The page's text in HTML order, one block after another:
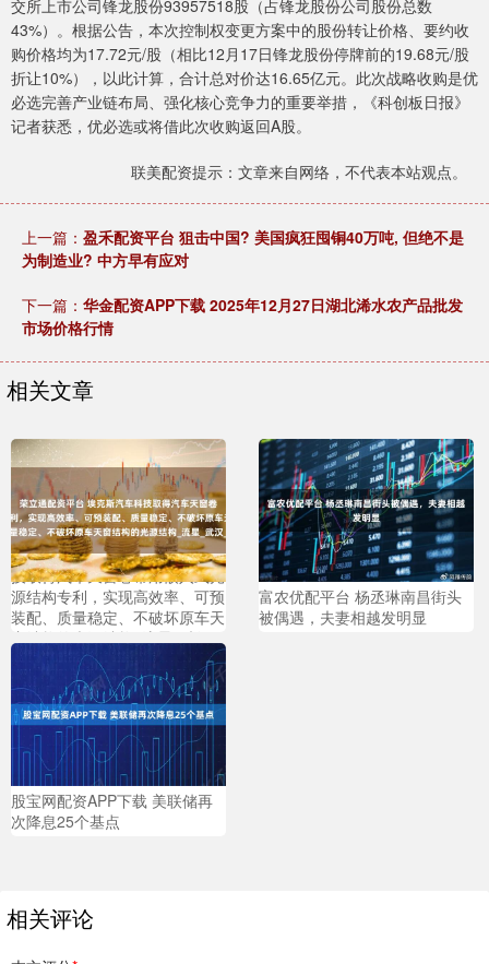
交所上市公司锋龙股份93957518股（占锋龙股份公司股份总数
43%）。根据公告，本次控制权变更方案中的股份转让价格、要约收
购价格均为17.72元/股（相比12月17日锋龙股份停牌前的19.68元/股
折让10%），以此计算，合计总对价达16.65亿元。此次战略收购是优
必选完善产业链布局、强化核心竞争力的重要举措，《科创板日报》
记者获悉，优必选或将借此次收购返回A股。
联美配资提示：文章来自网络，不代表本站观点。
上一篇： 盈禾配资平台 狙击中国? 美国疯狂囤铜40万吨, 但绝不是
为制造业? 中方早有应对
下一篇： 华金配资APP下载 2025年12月27日湖北浠水农产品批发
市场价格行情
相关文章
荣立通配资平台 埃克斯汽车科
技取得汽车天窗卷帘用嵌入式光
源结构专利，实现高效率、可预
装配、质量稳定、不破坏原车天
窗结构的光源结构_流星_武汉_
富农优配平台 杨丞琳南昌街头
被偶遇，夫妻相越发明显
股宝网配资APP下载 美联储再
次降息25个基点
相关评论